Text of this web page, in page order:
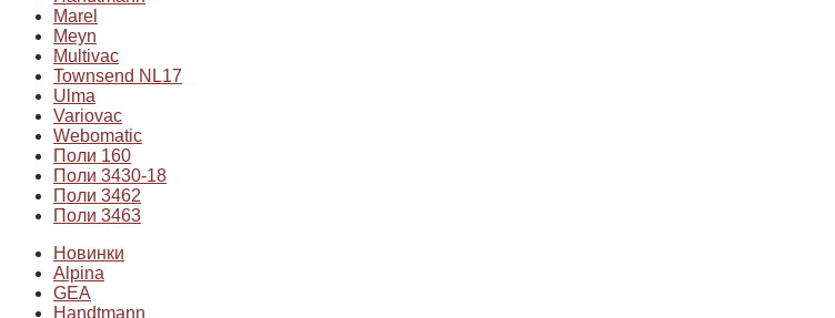
Marel
Meyn
Multivac
Townsend NL17
Ulma
Variovac
Webomatic
Поли 160
Поли 3430-18
Поли 3462
Поли 3463
Новинки
Alpina
GEA
Handtmann